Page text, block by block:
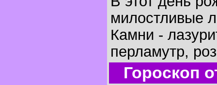
милостливые
Камни -
перламутр,
Гороскоп